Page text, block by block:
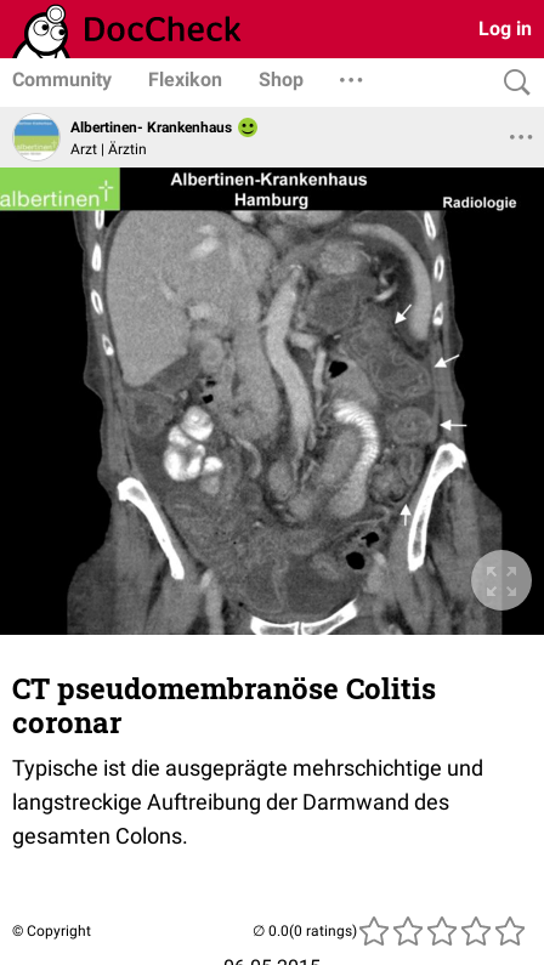
Log in
Community Flexikon Shop
Albertinen- Krankenhaus
Arzt | Ärztin
CT pseudomembranöse Colitis
coronar
Typische ist die ausgeprägte mehrschichtige und
langstreckige Auftreibung der Darmwand des
gesamten Colons.
© Copyright (0 ratings)